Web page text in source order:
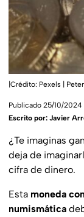
|Crédito: Pexels |
Publicado 25/10/2024
Escrito por: Javier
¿Te imaginas
deja de
cifra de dinero.
Esta moneda
numismática